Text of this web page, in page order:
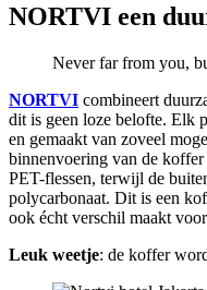
NORTVI een
Never far from you,
NORTVI combineert
dit is geen loze belofte. Elk
en gemaakt van zoveel
binnenvoering van de
PET-flessen, terwijl de
polycarbonaat. Dit is een
ook écht verschil maakt
Leuk weetje: de koffer